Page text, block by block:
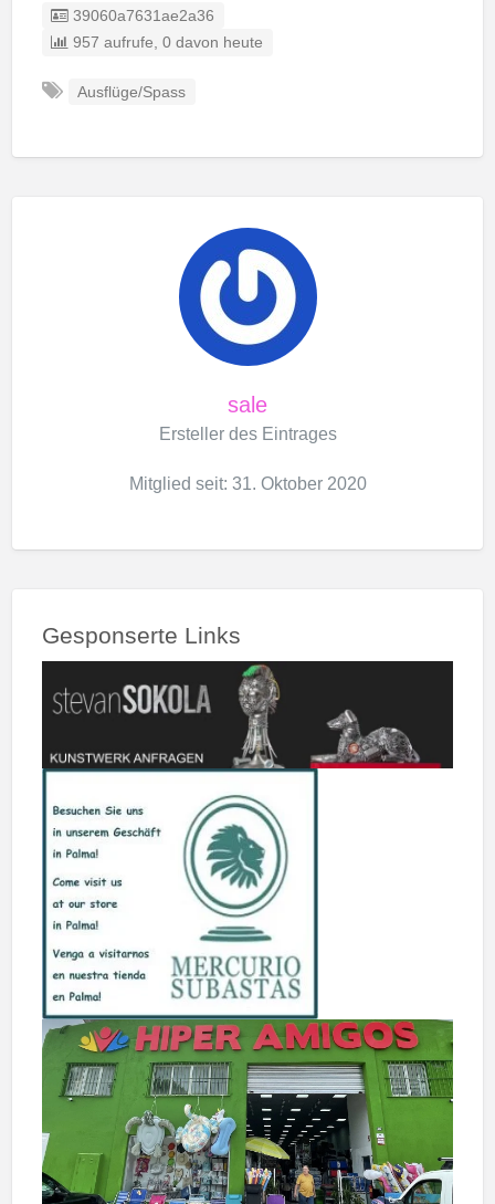
Eintrag-ID:
39060a7631ae2a36
957 aufrufe, 0 davon heute
Ausflüge/Spass
sale
Ersteller des Eintrages
Mitglied seit: 31. Oktober 2020
Gesponserte Links